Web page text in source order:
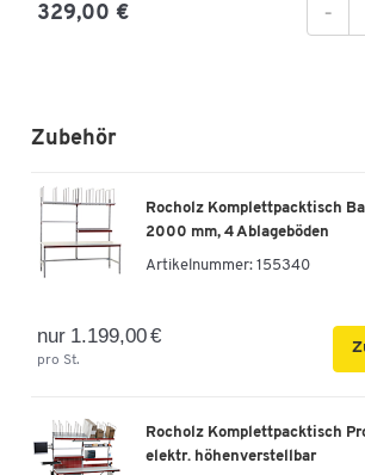
329,00 € -
Zubehör
Rocholz Komplettpacktisch
2000 mm, 4 Ablageböden
Artikelnummer: 155340
nur 1.199,00 €
pro St.
Rocholz Komplettpacktisch
elektr. höhenverstellbar